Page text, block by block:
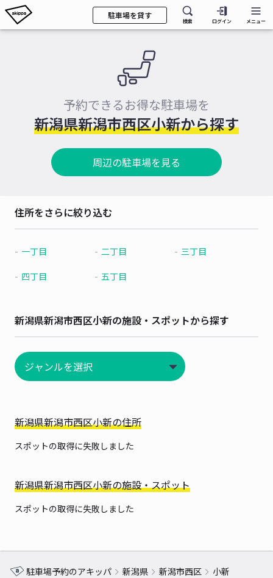
駐車場を貸す
検索 ログイン メニュー
予約できるお得な駐車場を
新潟県新潟市西区小新から探す
周辺の駐車場を見る
住所をさらに絞り込む
一丁目 二丁目 三丁目
四丁目 五丁目
新潟県新潟市西区小新の施設・スポットから探す
新潟県新潟市西区小新の住所
スポットの取得に失敗しました
新潟県新潟市西区小新の施設・スポット
スポットの取得に失敗しました
駐車場予約のアキッパ 新潟県 新潟市西区 小新